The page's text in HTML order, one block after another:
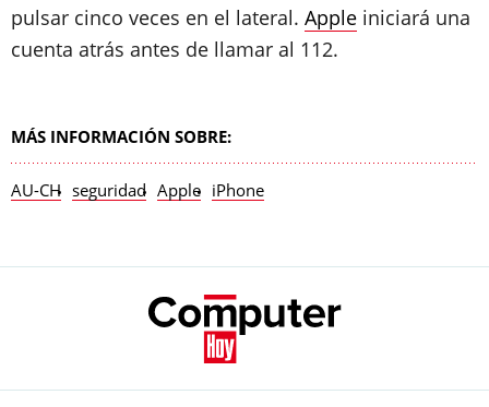
pulsar cinco veces en el lateral. Apple iniciará una
cuenta atrás antes de llamar al 112.
MÁS INFORMACIÓN SOBRE:
AU-CH seguridad Apple iPhone